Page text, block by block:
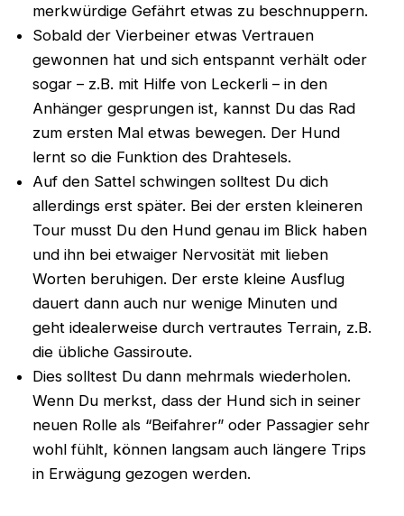
merkwürdige Gefährt etwas zu beschnuppern.
Sobald der Vierbeiner etwas Vertrauen
gewonnen hat und sich entspannt verhält oder
sogar – z.B. mit Hilfe von Leckerli – in den
Anhänger gesprungen ist, kannst Du das Rad
zum ersten Mal etwas bewegen. Der Hund
lernt so die Funktion des Drahtesels.
Auf den Sattel schwingen solltest Du dich
allerdings erst später. Bei der ersten kleineren
Tour musst Du den Hund genau im Blick haben
und ihn bei etwaiger Nervosität mit lieben
Worten beruhigen. Der erste kleine Ausflug
dauert dann auch nur wenige Minuten und
geht idealerweise durch vertrautes Terrain, z.B.
die übliche Gassiroute.
Dies solltest Du dann mehrmals wiederholen.
Wenn Du merkst, dass der Hund sich in seiner
neuen Rolle als “Beifahrer” oder Passagier sehr
wohl fühlt, können langsam auch längere Trips
in Erwägung gezogen werden.